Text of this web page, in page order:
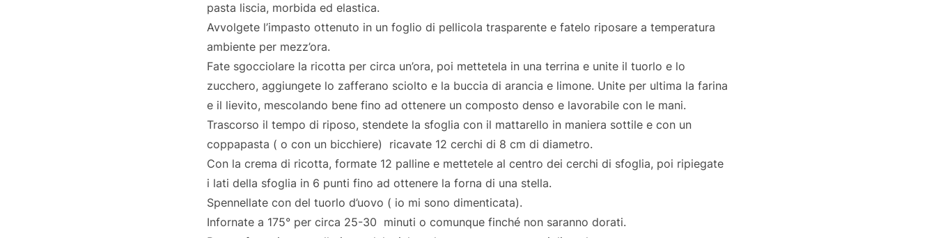
pasta liscia, morbida ed elastica.
Avvolgete l’impasto ottenuto in un foglio di pellicola trasparente e fatelo riposare a temperatura
ambiente per mezz’ora.
Fate sgocciolare la ricotta per circa un’ora, poi mettetela in una terrina e unite il tuorlo e lo
zucchero, aggiungete lo zafferano sciolto e la buccia di arancia e limone. Unite per ultima la farina
e il lievito, mescolando bene fino ad ottenere un composto denso e lavorabile con le mani.
Trascorso il tempo di riposo, stendete la sfoglia con il mattarello in maniera sottile e con un
coppapasta ( o con un bicchiere) ricavate 12 cerchi di 8 cm di diametro.
Con la crema di ricotta, formate 12 palline e mettetele al centro dei cerchi di sfoglia, poi ripiegate
i lati della sfoglia in 6 punti fino ad ottenere la forna di una stella.
Spennellate con del tuorlo d’uovo ( io mi sono dimenticata).
Infornate a 175° per circa 25-30 minuti o comunque finché non saranno dorati.